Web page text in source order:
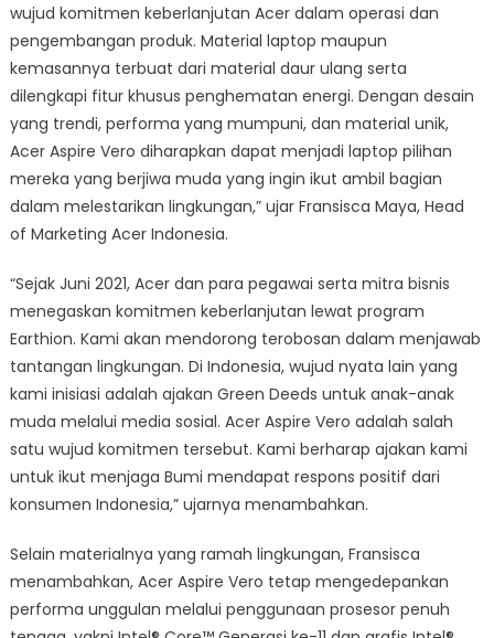
wujud komitmen keberlanjutan Acer dalam operasi dan
pengembangan produk. Material laptop maupun
kemasannya terbuat dari material daur ulang serta
dilengkapi fitur khusus penghematan energi. Dengan desain
yang trendi, performa yang mumpuni, dan material unik,
Acer Aspire Vero diharapkan dapat menjadi laptop pilihan
mereka yang berjiwa muda yang ingin ikut ambil bagian
dalam melestarikan lingkungan,” ujar Fransisca Maya, Head
of Marketing Acer Indonesia.
“Sejak Juni 2021, Acer dan para pegawai serta mitra bisnis
menegaskan komitmen keberlanjutan lewat program
Earthion. Kami akan mendorong terobosan dalam menjawab
tantangan lingkungan. Di Indonesia, wujud nyata lain yang
kami inisiasi adalah ajakan Green Deeds untuk anak-anak
muda melalui media sosial. Acer Aspire Vero adalah salah
satu wujud komitmen tersebut. Kami berharap ajakan kami
untuk ikut menjaga Bumi mendapat respons positif dari
konsumen Indonesia,” ujarnya menambahkan.
Selain materialnya yang ramah lingkungan, Fransisca
menambahkan, Acer Aspire Vero tetap mengedepankan
performa unggulan melalui penggunaan prosesor penuh